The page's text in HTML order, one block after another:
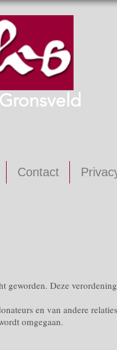
geworden. Deze
en van andere
omgegaan.
Contact